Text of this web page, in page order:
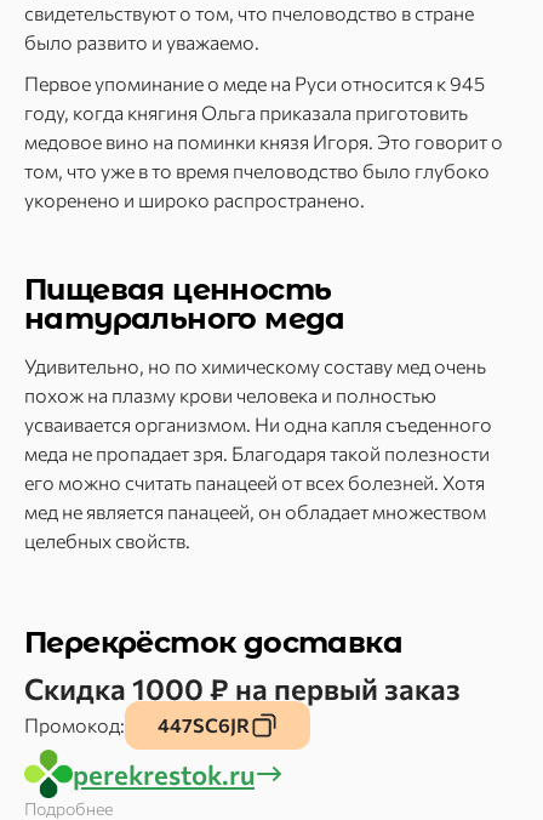
свидетельствуют о том, что пчеловодство в стране
было развито и уважаемо.
Первое упоминание о меде на Руси относится к 945
году, когда княгиня Ольга приказала приготовить
медовое вино на поминки князя Игоря. Это говорит о
том, что уже в то время пчеловодство было глубоко
укоренено и широко распространено.
Пищевая ценность
натурального меда
Удивительно, но по химическому составу мед очень
похож на плазму крови человека и полностью
усваивается организмом. Ни одна капля съеденного
меда не пропадает зря. Благодаря такой полезности
его можно считать панацеей от всех болезней. Хотя
мед не является панацеей, он обладает множеством
целебных свойств.
Перекрёсток доставка
Скидка 1000 ₽ на первый заказ
Промокод: 447SC6JR
perekrestok.ru
Подробнее